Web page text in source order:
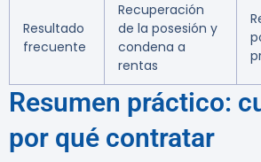
Resultado
frecuente
Recuperación
de la posesión y
condena a
rentas
Resumen práctico:
por qué contratar